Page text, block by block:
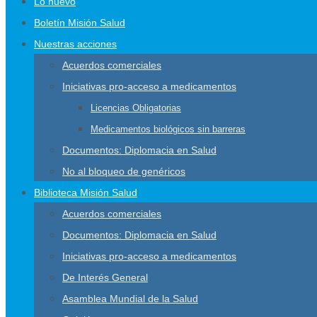
Boletín Misión Salud
Nuestras acciones
Acuerdos comerciales
Iniciativas pro-acceso a medicamentos
Licencias Obligatorias
Medicamentos biológicos sin barreras
Documentos: Diplomacia en Salud
No al bloqueo de genéricos
Biblioteca Misión Salud
Acuerdos comerciales
Documentos: Diplomacia en Salud
Iniciativas pro-acceso a medicamentos
De Interés General
Asamblea Mundial de la Salud